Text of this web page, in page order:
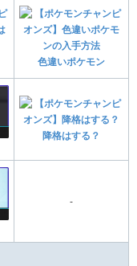
色違いポケモン
降格はする？
-